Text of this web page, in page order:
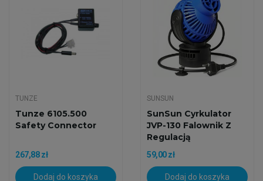
TUNZE
Tunze 6105.500
Safety Connector
267,88 zł
Dodaj do koszyka
SUNSUN
SunSun Cyrkulator
JVP-130 Falownik Z
Regulacją
Wydajności...
59,00 zł
Dodaj do koszyka